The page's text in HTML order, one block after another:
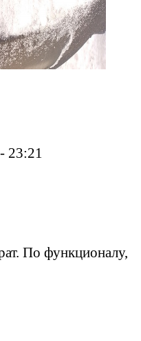
23:21
По функционалу,